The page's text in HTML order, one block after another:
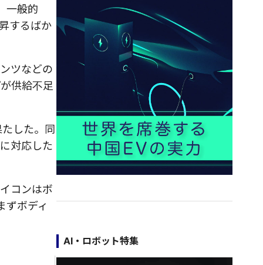
一般的
するばか
ツなどの
供給不足
した。同
対応した
コンはボ
ずボディ
AI・ロボット特集